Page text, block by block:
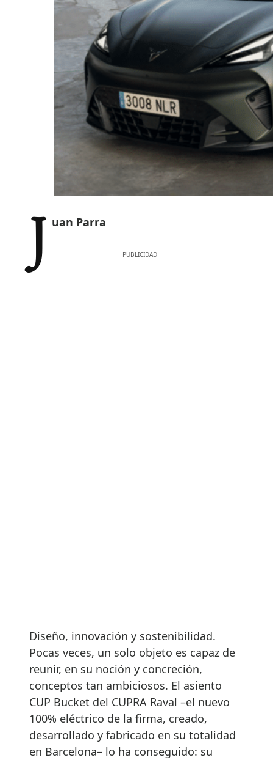
Juan Parra
Diseño, innovación y sostenibilidad.
Pocas veces, un solo objeto es capaz de
reunir, en su noción y concreción,
conceptos tan ambiciosos. El asiento
CUP Bucket del CUPRA Raval –el nuevo
100% eléctrico de la firma, creado,
desarrollado y fabricado en su totalidad
en Barcelona– lo ha conseguido: su